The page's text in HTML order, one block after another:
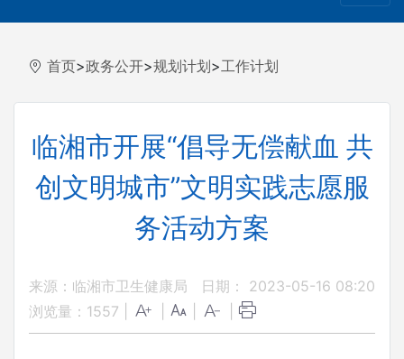
首页>政务公开>规划计划>工作计划
临湘市开展“倡导无偿献血 共
创文明城市”文明实践志愿服
务活动方案
来源：临湘市卫生健康局
日期： 2023-05-16 08:20
浏览量： 1557